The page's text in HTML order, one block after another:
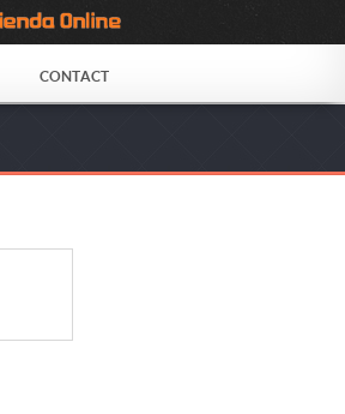
CONTACT